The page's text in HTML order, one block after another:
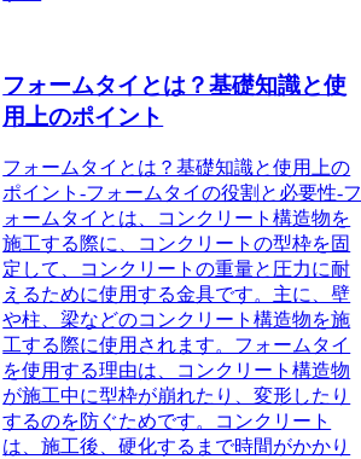
フォームタイとは？基礎知識と使
用上のポイント
フォームタイとは？基礎知識と使用上の
ポイント-フォームタイの役割と必要性-フ
ォームタイとは、コンクリート構造物を
施工する際に、コンクリートの型枠を固
定して、コンクリートの重量と圧力に耐
えるために使用する金具です。主に、壁
や柱、梁などのコンクリート構造物を施
工する際に使用されます。フォームタイ
を使用する理由は、コンクリート構造物
が施工中に型枠が崩れたり、変形したり
するのを防ぐためです。コンクリート
は、施工後、硬化するまで時間がかかり